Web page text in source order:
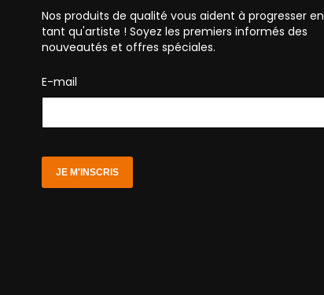
Nos produits de qualité vous aident à progresser en
tant qu'artiste ! Soyez les premiers informés des
nouveautés et offres spéciales.
E-mail
JE M'INSCRIS